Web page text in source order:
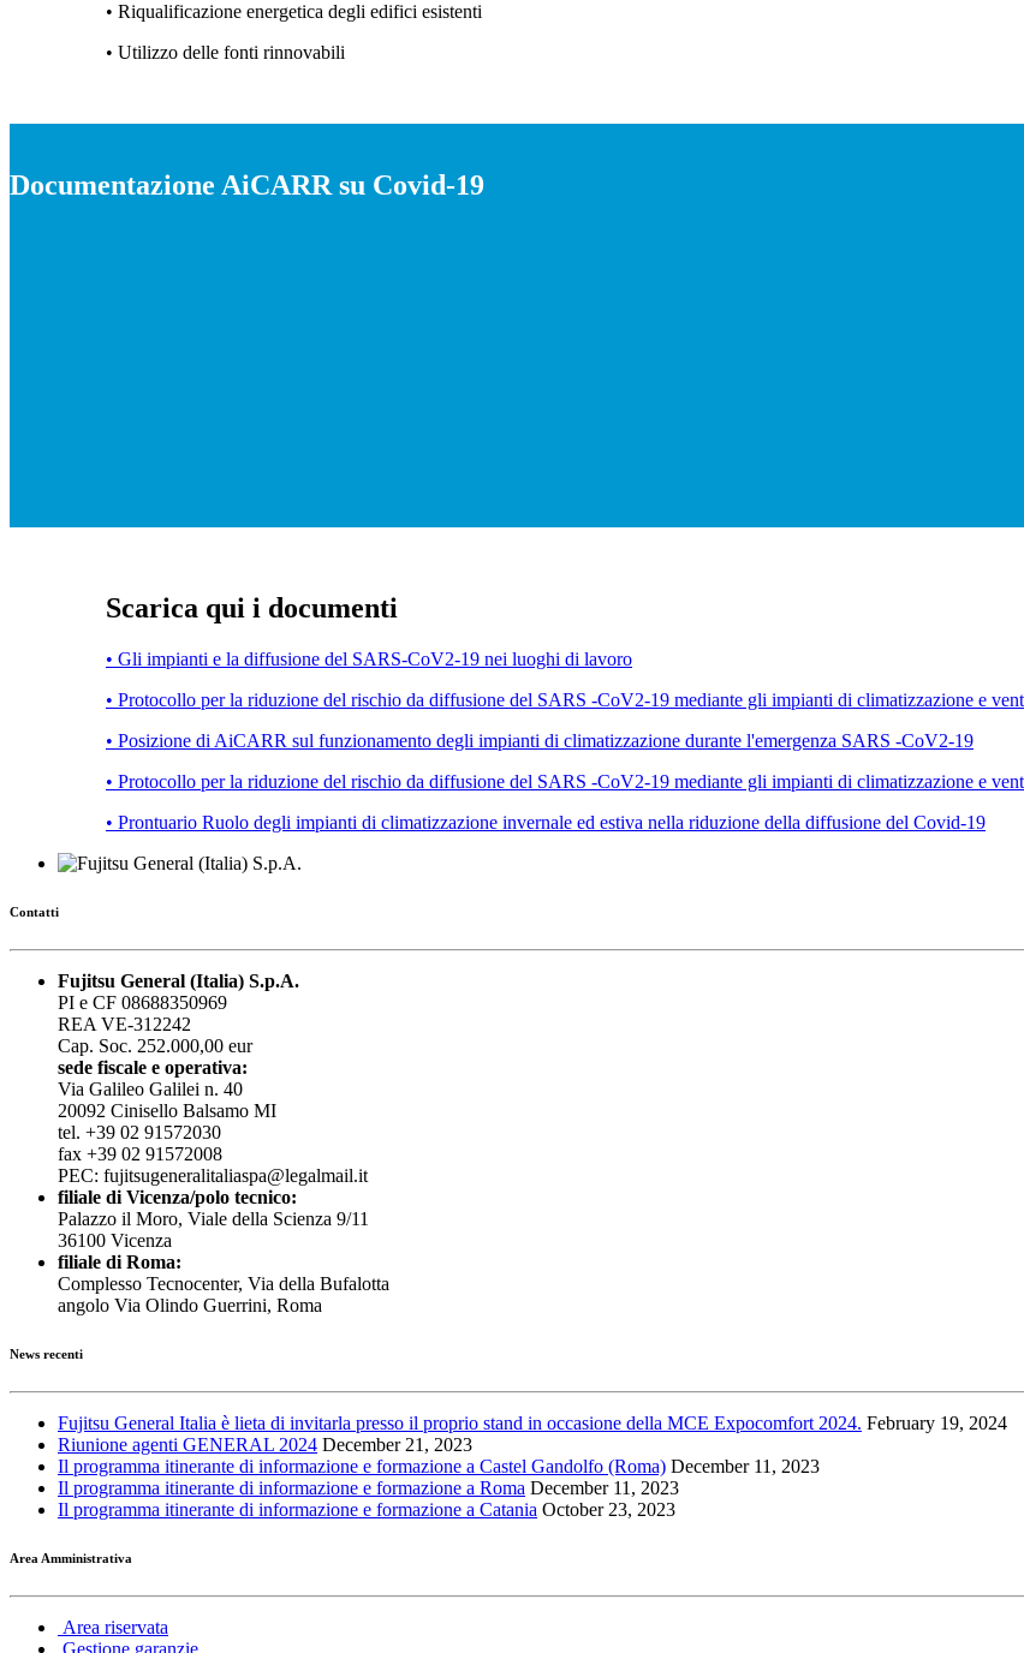
• Riqualificazione energetica degli edifici esistenti
• Utilizzo delle fonti rinnovabili
Documentazione AiCARR su Covid-19
Scarica qui i documenti
• Gli impianti e la diffusione del SARS-CoV2-19 nei luoghi di lavoro
• Protocollo per la riduzione del rischio da diffusione del SARS -CoV2-19 mediante gli impianti di climatizzazione e
• Posizione di AiCARR sul funzionamento degli impianti di climatizzazione durante l'emergenza SARS -CoV2-19
• Protocollo per la riduzione del rischio da diffusione del SARS -CoV2-19 mediante gli impianti di climatizzazione e
• Prontuario Ruolo degli impianti di climatizzazione invernale ed estiva nella riduzione della diffusione del Covid-19
Contatti
Fujitsu General (Italia) S.p.A.
PI e CF 08688350969
REA VE-312242
Cap. Soc. 252.000,00 eur
sede fiscale e operativa:
Via Galileo Galilei n. 40
20092 Cinisello Balsamo MI
tel. +39 02 91572030
fax +39 02 91572008
PEC: fujitsugeneralitaliaspa@legalmail.it
filiale di Vicenza/polo tecnico:
Palazzo il Moro, Viale della Scienza 9/11
36100 Vicenza
filiale di Roma:
Complesso Tecnocenter, Via della Bufalotta
angolo Via Olindo Guerrini, Roma
News recenti
Fujitsu General Italia è lieta di invitarla presso il proprio stand in occasione della MCE Expocomfort 2024. February 19, 2024
Riunione agenti GENERAL 2024 December 21, 2023
Il programma itinerante di informazione e formazione a Castel Gandolfo (Roma) December 11, 2023
Il programma itinerante di informazione e formazione a Roma December 11, 2023
Il programma itinerante di informazione e formazione a Catania October 23, 2023
Area Amministrativa
Area riservata
Gestione garanzie